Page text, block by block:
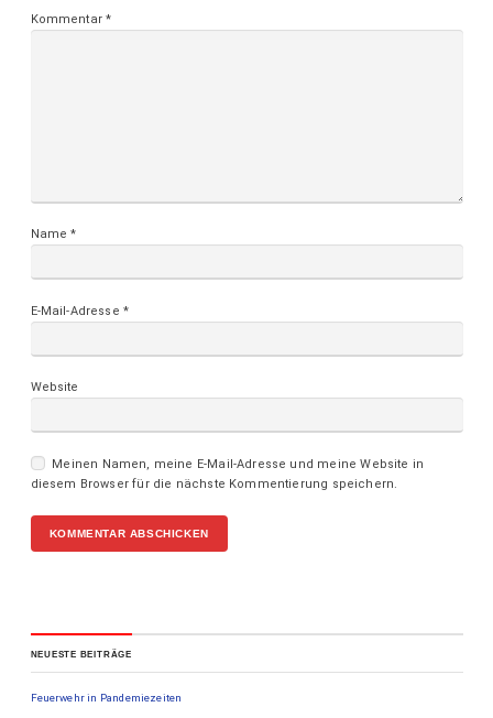
Kommentar*
Name*
E-Mail-Adresse*
Website
Meinen Namen, meine E-Mail-Adresse und meine Website in
diesem Browser für die nächste Kommentierung speichern.
NEUESTE BEITRÄGE
Feuerwehr in Pandemiezeiten